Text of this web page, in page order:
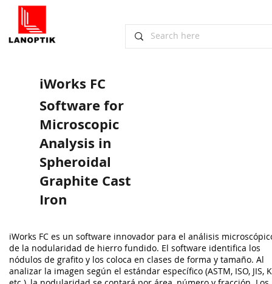
iWorks FC
Software for
Microscopic
Analysis in
Spheroidal
Graphite Cast
Iron
iWorks FC es un software innovador para el análisis
de la nodularidad de hierro fundido. El software identifica los
nódulos de grafito y los coloca en clases de forma y tamaño. Al
analizar la imagen según el estándar específico (ASTM, ISO, JIS,